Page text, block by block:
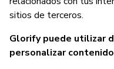
sitios de terceros.
Glorify puede utilizar
personalizar